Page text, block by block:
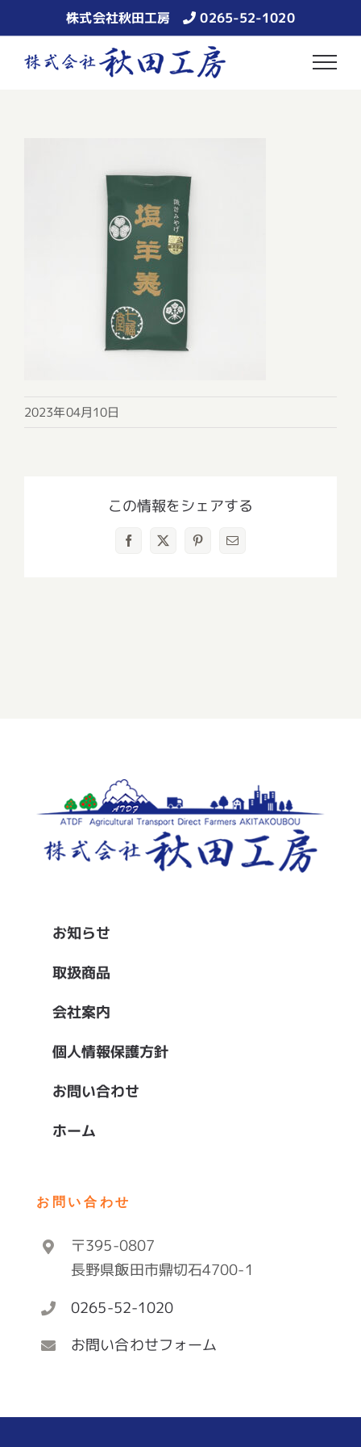
to
content
株式会社秋田工房 0265-52-1020
2023年04月10日
この情報をシェアする
Facebook
X Pinterest
電
お知らせ
取扱商品
会社案内
個人情報保護方針
お問い合わせ
ホーム
お問い合わせ
〒395-0807
長野県飯田市鼎切石4700-1
0265-52-1020
お問い合わせフォーム